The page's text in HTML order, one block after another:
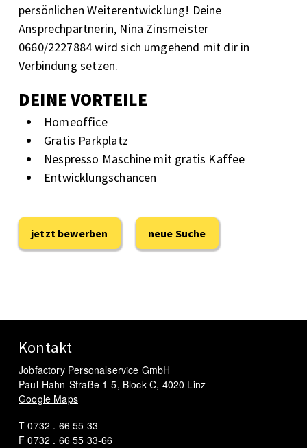
persönlichen Weiterentwicklung! Deine
Ansprechpartnerin, Nina Zinsmeister
0660/2227884 wird sich umgehend mit dir in
Verbindung setzen.
DEINE VORTEILE
Homeoffice
Gratis Parkplatz
Nespresso Maschine mit gratis Kaffee
Entwicklungschancen
jetzt bewerben neue Suche
Kontakt
Jobfactory Personalservice GmbH
Paul-Hahn-Straße 1-5, Block C, 4020 Linz
Google Maps
T 0732 . 66 55 33
F 0732 . 66 55 33-66